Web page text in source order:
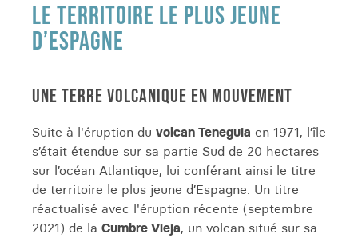
LE TERRITOIRE LE PLUS JEUNE
D’ESPAGNE
UNE TERRE VOLCANIQUE EN MOUVEMENT
Suite à l'éruption du volcan Teneguia en 1971, l’île
s’était étendue sur sa partie Sud de 20 hectares
sur l’océan Atlantique, lui conférant ainsi le titre
de territoire le plus jeune d’Espagne. Un titre
réactualisé avec l'éruption récente (septembre
2021) de la Cumbre Vieja, un volcan situé sur sa